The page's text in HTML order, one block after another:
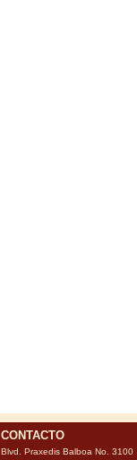
CONTACTO
Blvd. Praxedis Balboa No. 3100